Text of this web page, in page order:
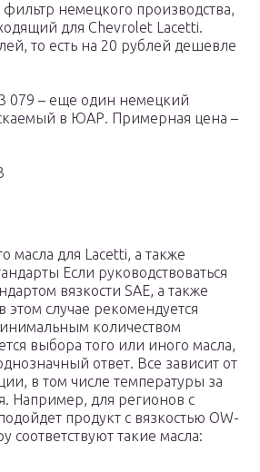
немецкого производства,
для Chevrolet Lacetti.
то есть на 20 рублей дешевле
079 – еще один немецкий
в ЮАР. Примерная цена –
масла для Lacetti, а также
Если руководствоваться
вязкости SAE, а также
этом случае рекомендуется
количеством
выбора того или иного масла,
ответ. Все зависит от
в том числе температуры за
Например, для регионов с
продукт с вязкостью OW-
соответствуют такие масла: